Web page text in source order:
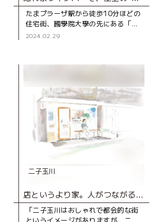
たまプラーザ駅から徒歩10分ほどの
住宅街、國學院大學の先にある「ト
リニティ ワインラウンジ＆カフ
ー
2024.02.29
二子玉川
店というより家。人がつながるコーヒーショップ。
「二子玉川はおしゃれで都会的な街